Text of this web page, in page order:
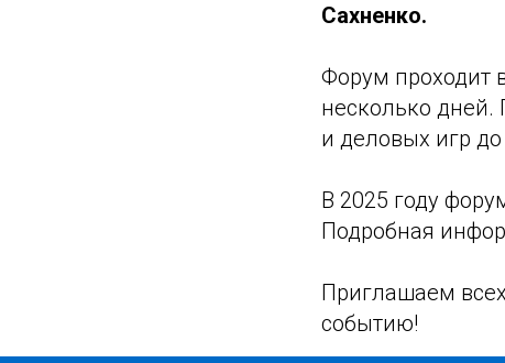
Сахненко.
Форум проходит
несколько
и деловых игр
В 2025 году
Подробная
Приглашаем
событию!